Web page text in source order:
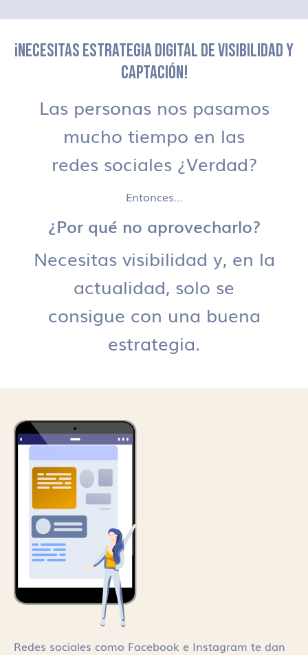
¡NECESITAS ESTRATEGIA DIGITAL DE VISIBILIDAD Y
CAPTACIÓN!
Las personas nos pasamos
mucho tiempo en las
redes sociales ¿Verdad?
Entonces…
¿Por qué no aprovecharlo?
Necesitas visibilidad y, en la
actualidad, solo se
consigue con una buena
estrategia.
Redes sociales como Facebook e Instagram te dan